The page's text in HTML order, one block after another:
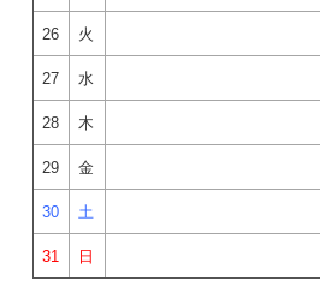
26 火
27 水
28 木
29 金
30 土
31 日